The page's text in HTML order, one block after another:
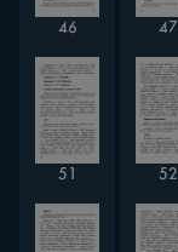
46 47
51 52